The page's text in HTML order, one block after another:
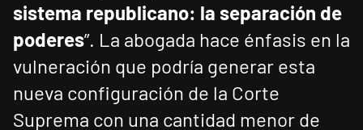
sistema republicano: la separación de
poderes”. La abogada hace énfasis en la
vulneración que podría generar esta
nueva configuración de la Corte
Suprema con una cantidad menor de